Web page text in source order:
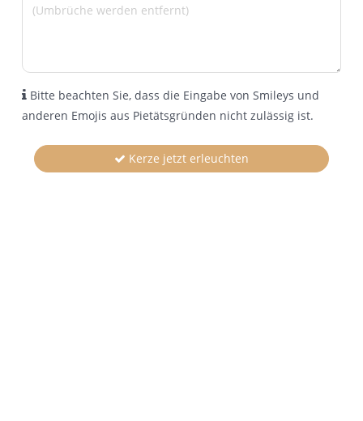
Bitte beachten Sie, dass die Eingabe von Smileys und
anderen Emojis aus Pietätsgründen nicht zulässig ist.
Kerze jetzt erleuchten